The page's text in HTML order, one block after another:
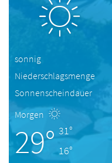
sonnig
Niederschlagsmenge
Sonnenscheindauer
Morgen
29° 31°
16°